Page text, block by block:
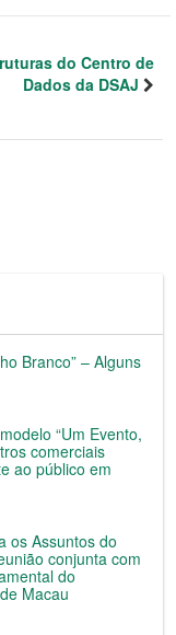
do Centro de
Dados da DSAJ
Branco” – Alguns
“Um Evento,
comerciais
ao público em
os Assuntos do
conjunta com
do
Macau